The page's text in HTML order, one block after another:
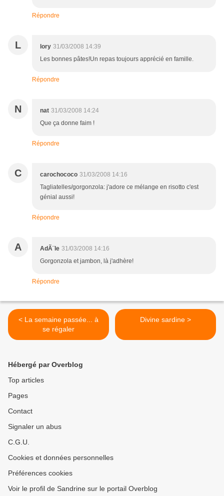
Répondre
L lory 31/03/2008 14:39
Les bonnes pâtes!Un repas toujours apprécié en famille.
Répondre
N nat 31/03/2008 14:24
Que ça donne faim !
Répondre
C carochococo 31/03/2008 14:16
Tagliatelles/gorgonzola: j'adore ce mélange en risotto c'est
génial aussi!
Répondre
A AdÃ¨le 31/03/2008 14:16
Gorgonzola et jambon, là j'adhère!
Répondre
< La semaine passée... à
se régaler
Divine sardine >
Hébergé par Overblog
Top articles
Pages
Contact
Signaler un abus
C.G.U.
Cookies et données personnelles
Préférences cookies
Voir le profil de Sandrine sur le portail Overblog